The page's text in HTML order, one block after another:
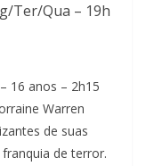
Ter/Qua – 19h
– 16 anos – 2h15
Warren
de suas
de terror.